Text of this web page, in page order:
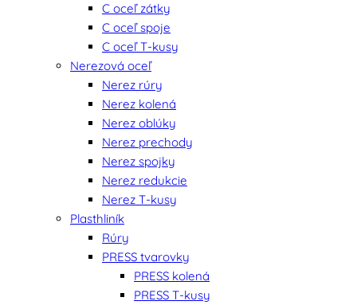
C oceľ zátky
C oceľ spoje
C oceľ T-kusy
Nerezová oceľ
Nerez rúry
Nerez kolená
Nerez oblúky
Nerez prechody
Nerez spojky
Nerez redukcie
Nerez T-kusy
Plasthliník
Rúry
PRESS tvarovky
PRESS kolená
PRESS T-kusy